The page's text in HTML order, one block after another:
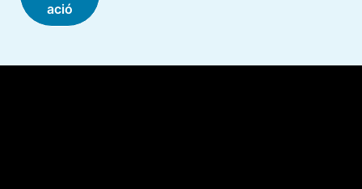
ació